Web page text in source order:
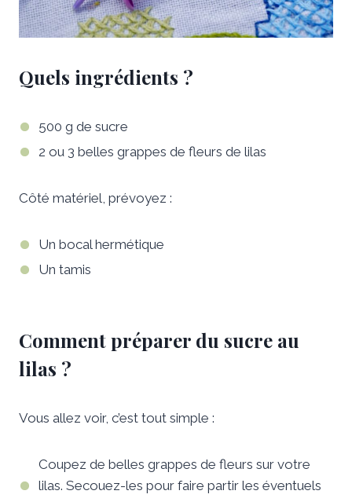
Quels ingrédients ?
500 g de sucre
2 ou 3 belles grappes de fleurs de lilas
Côté matériel, prévoyez :
Un bocal hermétique
Un tamis
Comment préparer du sucre au
lilas ?
Vous allez voir, c’est tout simple :
Coupez de belles grappes de fleurs sur votre
lilas. Secouez-les pour faire partir les éventuels